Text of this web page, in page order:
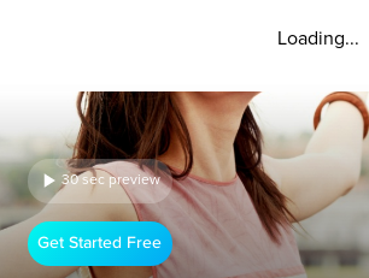
Loading...
30 sec preview
Get Started Free